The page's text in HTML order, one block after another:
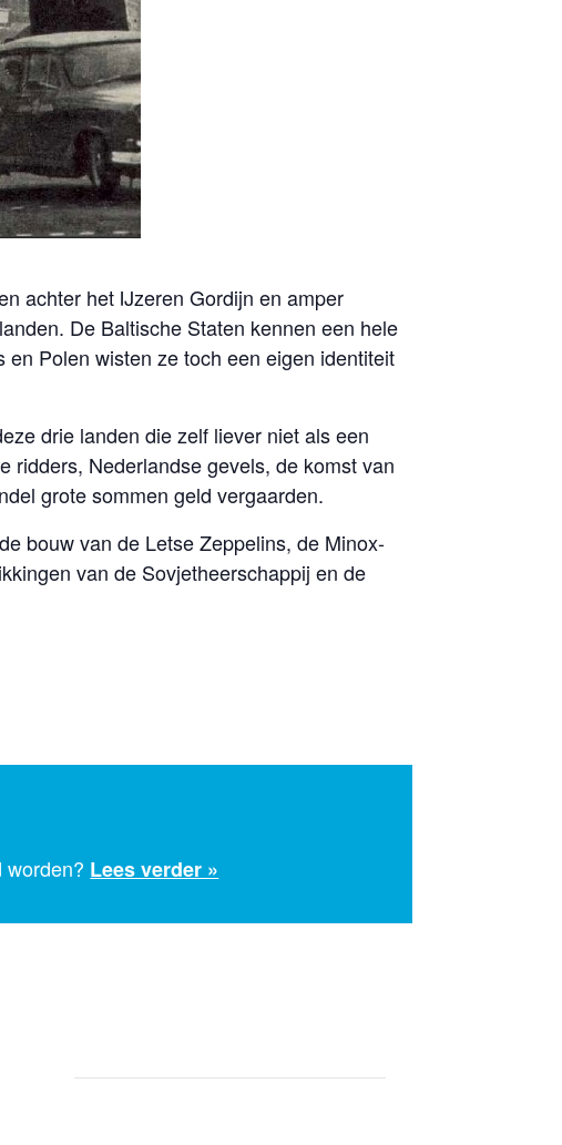
achter het IJzeren Gordijn en amper
De Baltische Staten kennen een hele
Polen wisten ze toch een eigen identiteit
drie landen die zelf liever niet als een
ridders, Nederlandse gevels, de komst van
grote sommen geld vergaarden.
bouw van de Letse Zeppelins, de Minox-
van de Sovjetheerschappij en de
worden? Lees verder »